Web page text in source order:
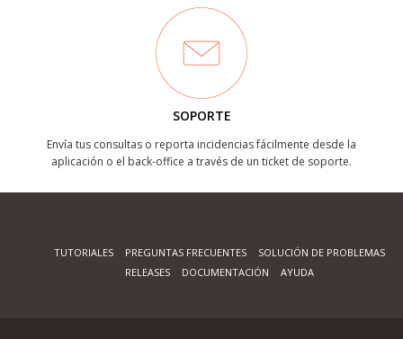
SOPORTE
Envía tus consultas o reporta incidencias fácilmente desde la
aplicación o el back-office a través de un ticket de soporte.
TUTORIALES PREGUNTAS FRECUENTES
SOLUCIÓN DE PROBLEMAS
RELEASES
DOCUMENTACIÓN AYUDA